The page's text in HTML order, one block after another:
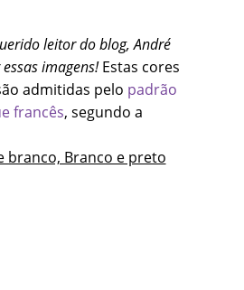
leitor do blog, André
imagens!Estas cores
admitidas pelo padrão
francês, segundo a
branco, Branco e preto